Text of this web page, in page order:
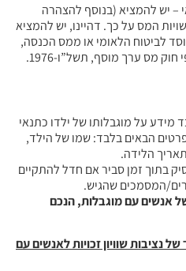
– יש להמציא (בנוסף להצהרה
מרשויות המס על כך. דהיינו, יש להמציא
לביטוח הלאומי או ממס הכנסה,
מס ערך מוסף, תשל”ו-1976.
מידע על מוגבלותו של ילדו כתנאי
הבאים בלבד: שמו של הילד,
הלידה.
בתוך זמן סביר אם חדל להתקיים
המסמכים שהגיש.
אנשים עם מוגבלות, הנכם
נציבות שוויון זכויות לאנשים עם